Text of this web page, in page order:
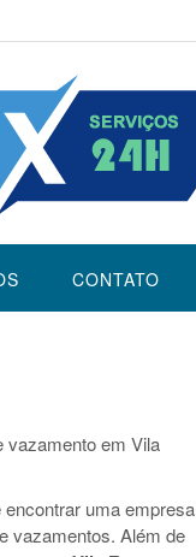
CONTATO
vazamento em Vila
uma empresa
vazamentos. Além de